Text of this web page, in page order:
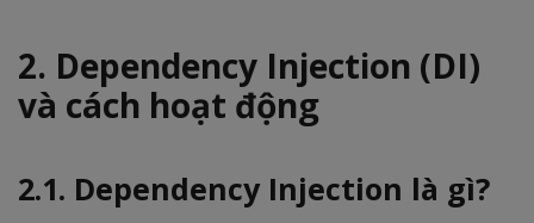
2. Dependency Injection (DI)
và cách hoạt động
2.1. Dependency Injection là gì?